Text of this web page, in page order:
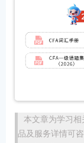
本文章为学习
品及服务详情可